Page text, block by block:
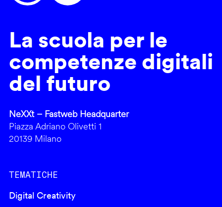
La scuola per le
competenze digitali
del futuro
NeXXt – Fastweb Headquarter
Piazza Adriano Olivetti 1
20139 Milano
TEMATICHE
Digital Creativity